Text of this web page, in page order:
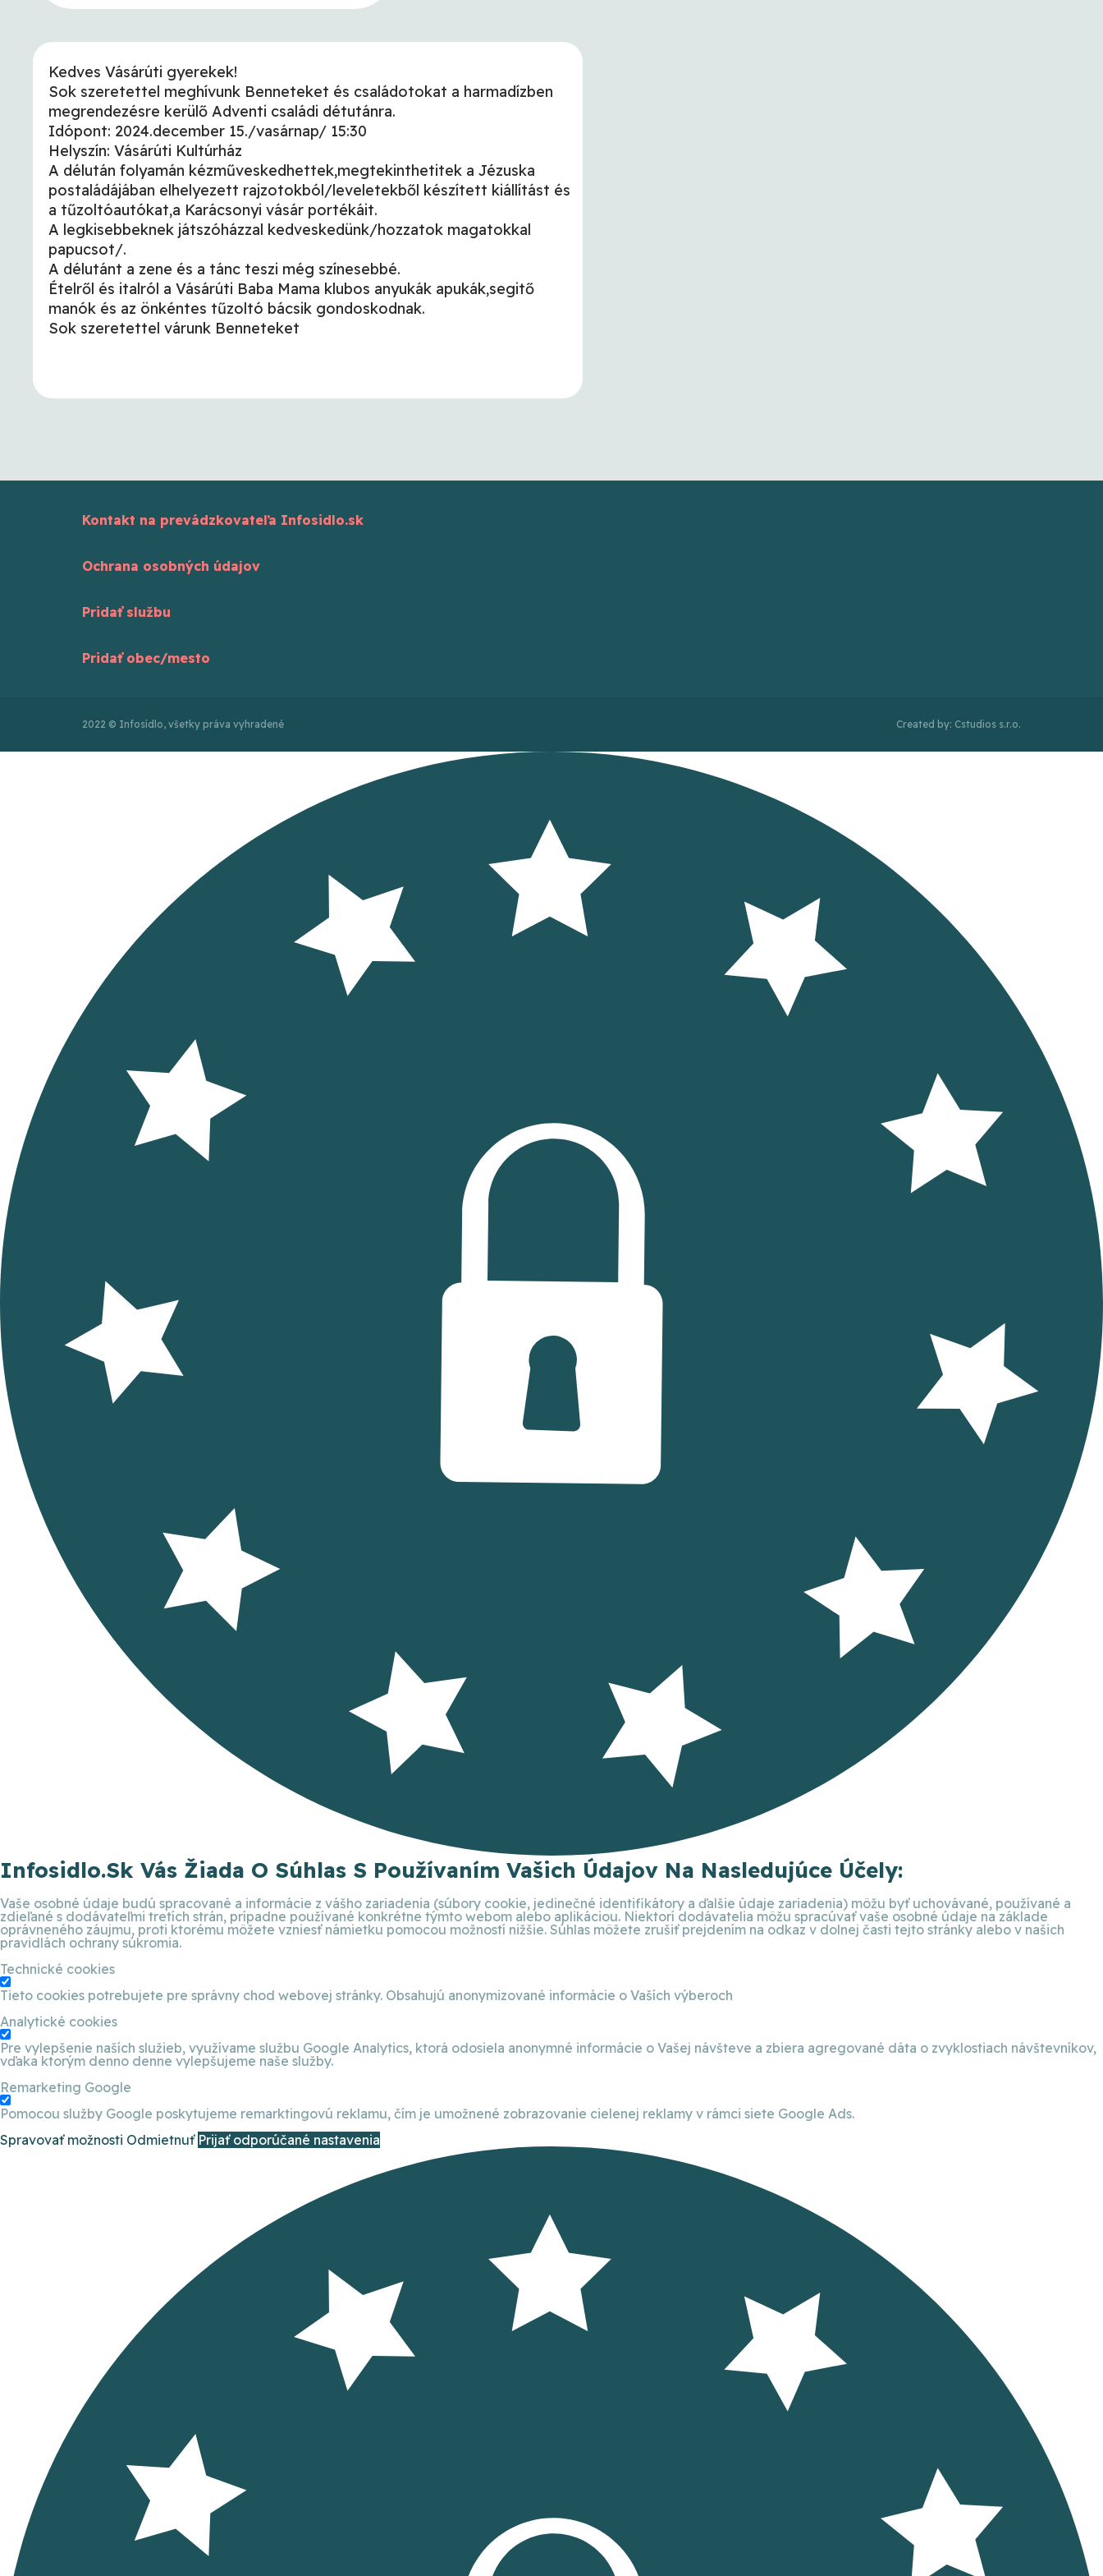
Kedves Vásárúti gyerekek!
Sok szeretettel meghívunk Benneteket és családotokat a harmadízben
megrendezésre kerülő Adventi családi détutánra.
Idópont: 2024.december 15./vasárnap/ 15:30
Helyszín: Vásárúti Kultúrház
A délután folyamán kézműveskedhettek,megtekinthetitek a Jézuska
postaládájában elhelyezett rajzotokból/leveletekből készített kiállítást és
a tűzoltóautókat,a Karácsonyi vásár portékáit.
A legkisebbeknek játszóházzal kedveskedünk/hozzatok magatokkal
papucsot/.
A délutánt a zene és a tánc teszi még színesebbé.
Ételről és italról a Vásárúti Baba Mama klubos anyukák apukák,segitő
manók és az önkéntes tűzoltó bácsik gondoskodnak.
Sok szeretettel várunk Benneteket
Kontakt na prevádzkovateľa Infosidlo.sk
Ochrana osobných údajov
Pridať službu
Pridať obec/mesto
2022 © Infosídlo, všetky práva vyhradené Created by: Cstudios s.r.o.
Infosidlo.sk Vás Žiada O Súhlas S Používaním Vašich Údajov Na Nasledujúce Účely:
Vaše osobné údaje budú spracované a informácie z vášho zariadenia (súbory cookie, jedinečné identifikátory a ďalšie údaje zariadenia) môžu byť uchovávané, používané a
zdieľané s dodávateľmi tretích strán, prípadne používané konkrétne týmto webom alebo aplikáciou. Niektorí dodávatelia môžu spracúvať vaše osobné údaje na základe
oprávneného záujmu, proti ktorému môžete vzniesť námietku pomocou možností nižšie. Súhlas môžete zrušiť prejdením na odkaz v dolnej časti tejto stránky alebo v našich
pravidlách ochrany súkromia.
Technické cookies
Tieto cookies potrebujete pre správny chod webovej stránky. Obsahujú anonymizované informácie o Vaších výberoch
Analytické cookies
Pre vylepšenie naších služieb, využívame službu Google Analytics, ktorá odosiela anonymné informácie o Vašej návšteve a zbiera agregované dáta o zvyklostiach návštevníkov,
vďaka ktorým denno denne vylepšujeme naše služby.
Remarketing Google
Pomocou služby Google poskytujeme remarktingovú reklamu, čím je umožnené zobrazovanie cielenej reklamy v rámci siete Google Ads.
Spravovať možnosti Odmietnuť Prijať odporúčané nastavenia